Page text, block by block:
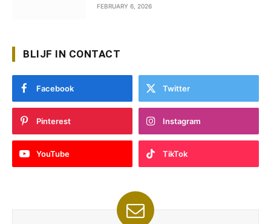
FEBRUARY 6, 2026
BLIJF IN CONTACT
Facebook Twitter
Pinterest Instagram
YouTube TikTok